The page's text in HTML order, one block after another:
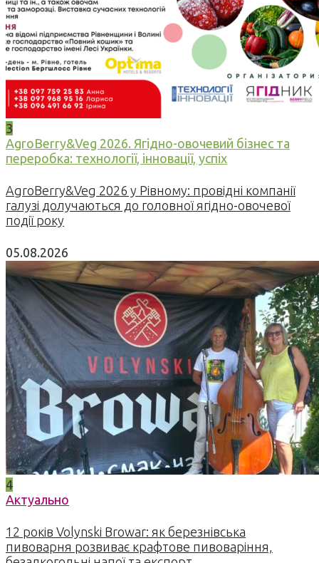
3
AgroBerry&Veg 2026. Ягідно-овочевий бізнес та
переробка: технології, інновації, успіх
AgroBerry&Veg 2026 у Рівному: провідні компанії
галузі долучаються до головної ягідно-овочевої
події року
05.08.2026
4
Актуально
12 років Volynski Browar: як березнівська
пивоварня розвиває крафтове пивоваріння,